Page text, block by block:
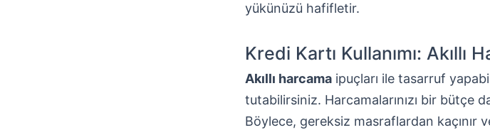
yükünüzü hafifletir.
Kredi Kartı Kullanımı: Akıllı
Akıllı harcama ipuçları ile tasarruf
tutabilirsiniz. Harcamalarınızı bir bütçe
Böylece, gereksiz masraflardan kaçınır